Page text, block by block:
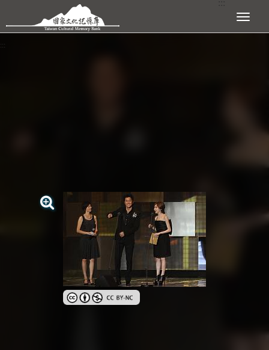
跳到主要內容區塊 展開選單
:::
查看大圖
創用CC姓名標示-非商業性 3.0 台灣及其後版本